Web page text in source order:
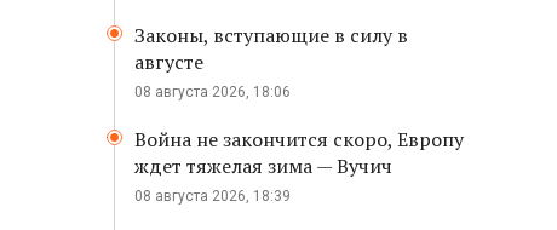
Законы, вступающие в силу в
августе
08 августа 2026, 18:06
Война не закончится скоро, Европу
ждет тяжелая зима — Вучич
08 августа 2026, 18:39